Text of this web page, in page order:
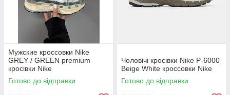
Мужские кроссовки Nike
GREY / GREEN premium
кросівки Nike
Готово до відправки
Чоловічі кросівки Nike P-6000
Beige White кроссовки Nike
Готово до відправки